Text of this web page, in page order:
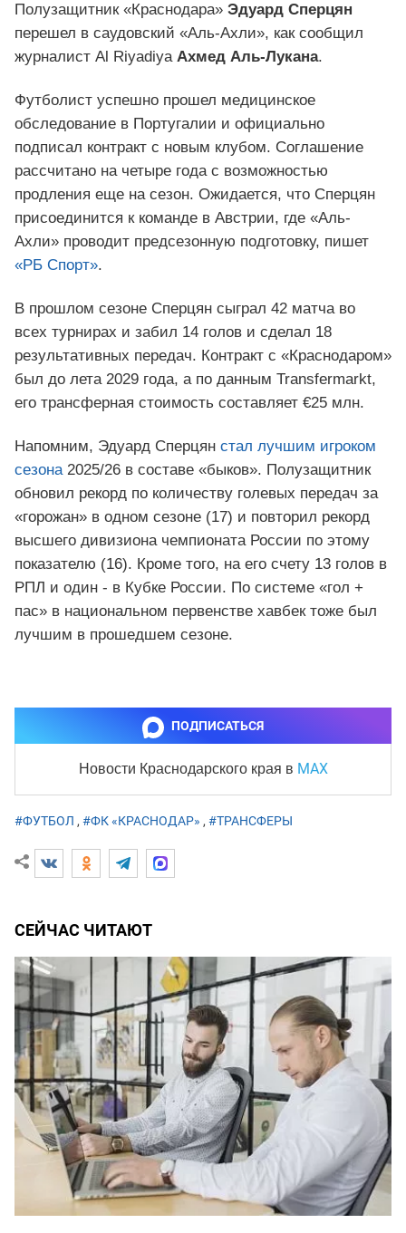
Полузащитник «Краснодара» Эдуард Сперцян
перешел в саудовский «Аль-Ахли», как сообщил
журналист Al Riyadiya Ахмед Аль-Лукана.
Футболист успешно прошел медицинское
обследование в Португалии и официально
подписал контракт с новым клубом. Соглашение
рассчитано на четыре года с возможностью
продления еще на сезон. Ожидается, что Сперцян
присоединится к команде в Австрии, где «Аль-
Ахли» проводит предсезонную подготовку, пишет
«РБ Спорт».
В прошлом сезоне Сперцян сыграл 42 матча во
всех турнирах и забил 14 голов и сделал 18
результативных передач. Контракт с «Краснодаром»
был до лета 2029 года, а по данным Transfermarkt,
его трансферная стоимость составляет €25 млн.
Напомним, Эдуард Сперцян стал лучшим игроком
сезона2025/26 в составе «быков». Полузащитник
обновил рекорд по количеству голевых передач за
«горожан» в одном сезоне (17) и повторил рекорд
высшего дивизиона чемпионата России по этому
показателю (16). Кроме того, на его счету 13 голов в
РПЛ и один - в Кубке России. По системе «гол +
пас» в национальном первенстве хавбек тоже был
лучшим в прошедшем сезоне.
ПОДПИСАТЬСЯ
Новости Краснодарского края в MAX
#ФУТБОЛ , #ФК «КРАСНОДАР» , #ТРАНСФЕРЫ
СЕЙЧАС ЧИТАЮТ